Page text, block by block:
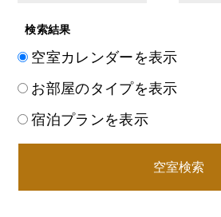
検索結果
空室カレンダーを表示
お部屋のタイプを表示
宿泊プランを表示
空室検索